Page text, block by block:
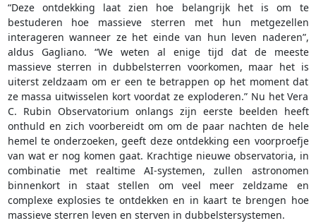
“Deze ontdekking laat zien hoe belangrijk het is om te
bestuderen hoe massieve sterren met hun metgezellen
interageren wanneer ze het einde van hun leven naderen”,
aldus Gagliano. “We weten al enige tijd dat de meeste
massieve sterren in dubbelsterren voorkomen, maar het is
uiterst zeldzaam om er een te betrappen op het moment dat
ze massa uitwisselen kort voordat ze exploderen.” Nu het Vera
C. Rubin Observatorium onlangs zijn eerste beelden heeft
onthuld en zich voorbereidt om om de paar nachten de hele
hemel te onderzoeken, geeft deze ontdekking een voorproefje
van wat er nog komen gaat. Krachtige nieuwe observatoria, in
combinatie met realtime AI-systemen, zullen astronomen
binnenkort in staat stellen om veel meer zeldzame en
complexe explosies te ontdekken en in kaart te brengen hoe
massieve sterren leven en sterven in dubbelstersystemen.